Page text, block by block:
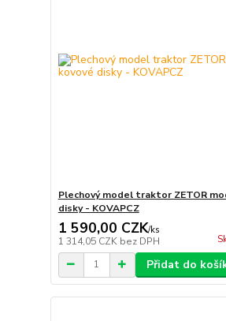
Plechový model traktor ZETOR
disky - KOVAPCZ
1 590,00 CZK/ks
1 314,05 CZK bez DPH
Přidat do